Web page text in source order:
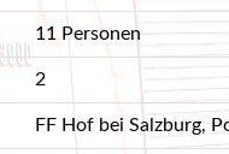
Wasserschaden - 27.01.2025
VU eingekl. Person -
- Aufräumen nach VU -
Fahrzeugbergung -
2015
Forstunfall
Atemschutz
Oeamtc LKW
Wissenstest der
11 Personen
2
FF Hof bei Salzburg,